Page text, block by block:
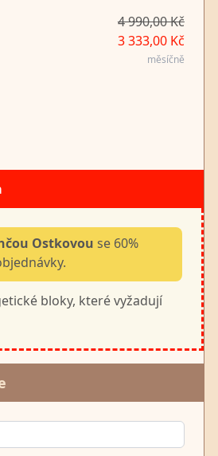
4 990,00 Kč
3 333,00 Kč
měsíčně
Ostkovou se 60%
bloky, které vyžadují